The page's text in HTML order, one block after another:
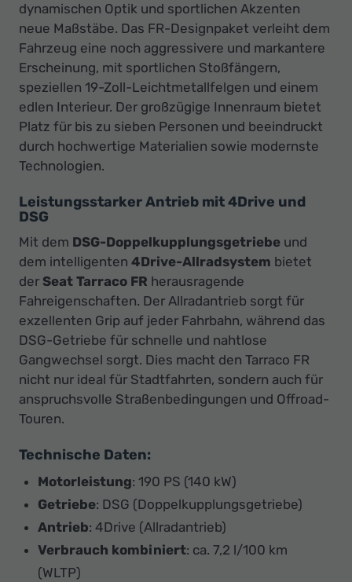
dynamischen Optik und sportlichen Akzenten
neue Maßstäbe. Das FR-Designpaket verleiht dem
Fahrzeug eine noch aggressivere und markantere
Erscheinung, mit sportlichen Stoßfängern,
speziellen 19-Zoll-Leichtmetallfelgen und einem
edlen Interieur. Der großzügige Innenraum bietet
Platz für bis zu sieben Personen und beeindruckt
durch hochwertige Materialien sowie modernste
Technologien.
Leistungsstarker Antrieb mit 4Drive und
DSG
Mit dem DSG-Doppelkupplungsgetriebe und
dem intelligenten 4Drive-Allradsystem bietet
der Seat Tarraco FR herausragende
Fahreigenschaften. Der Allradantrieb sorgt für
exzellenten Grip auf jeder Fahrbahn, während das
DSG-Getriebe für schnelle und nahtlose
Gangwechsel sorgt. Dies macht den Tarraco FR
nicht nur ideal für Stadtfahrten, sondern auch für
anspruchsvolle Straßenbedingungen und Offroad-
Touren.
Technische Daten:
Motorleistung: 190 PS (140 kW)
Getriebe: DSG (Doppelkupplungsgetriebe)
Antrieb: 4Drive (Allradantrieb)
Verbrauch kombiniert: ca. 7,2 l/100 km
(WLTP)